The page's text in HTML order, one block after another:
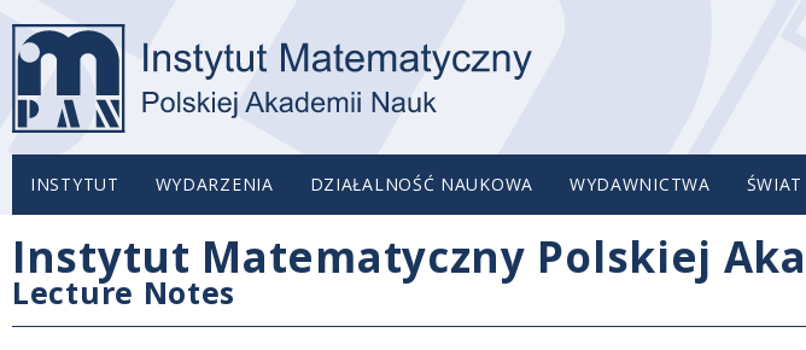
INSTYTUT WYDARZENIA DZIAŁALNOŚĆ NAUKOWA WYDAWNICTWA
Instytut Matematyczny Polskiej
Lecture Notes